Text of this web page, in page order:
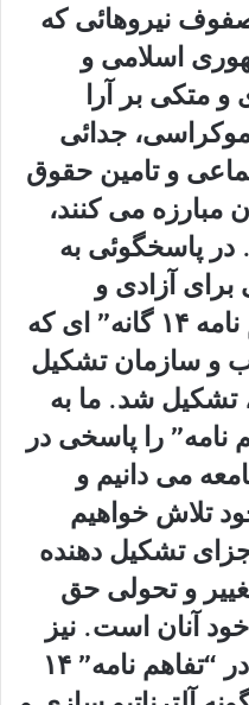
نیروهائی که
اسلامی و
متکی بر آرا
جدائی
و تامین حقوق
مبارزه می کنند،
در پاسخگوئی به
آزادی و
برابری” بر مبنای “تفاهم نامه ۱۴ گانه” ای که
و سازمان تشکیل
تشکیل شد. ما به
را پاسخی در
می دانیم و
تلاش خواهیم
تشکیل دهنده
و تحولی حق
آنان است. نیز
همانگونه که به صراحت در “تفاهم نامه” ۱۴